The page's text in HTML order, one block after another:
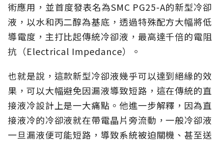
術應用，並首度發表名為SMC PG25-A的新型冷卻
液，以水和丙二醇為基底，透過特殊配方大幅將低
導電度，主打比起傳統冷卻液，最高達千倍的電阻
抗（Electrical Impedance）。
也就是說，這款新型冷卻液幾乎可以達到絕緣的效
果，可以大幅避免因漏液導致短路，這在傳統的直
接液冷設計上是一大痛點。他進一步解釋，因為直
接液冷的冷卻液就在帶電晶片旁流動，一般冷卻液
一旦漏液便可能短路，導致系統被迫關機、甚至送